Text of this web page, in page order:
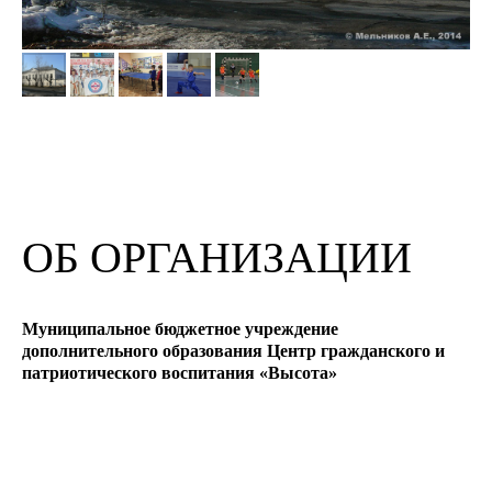
ОБ ОРГАНИЗАЦИИ
Муниципальное бюджетное учреждение
дополнительного образования Центр гражданского и
патриотического воспитания «Высота»